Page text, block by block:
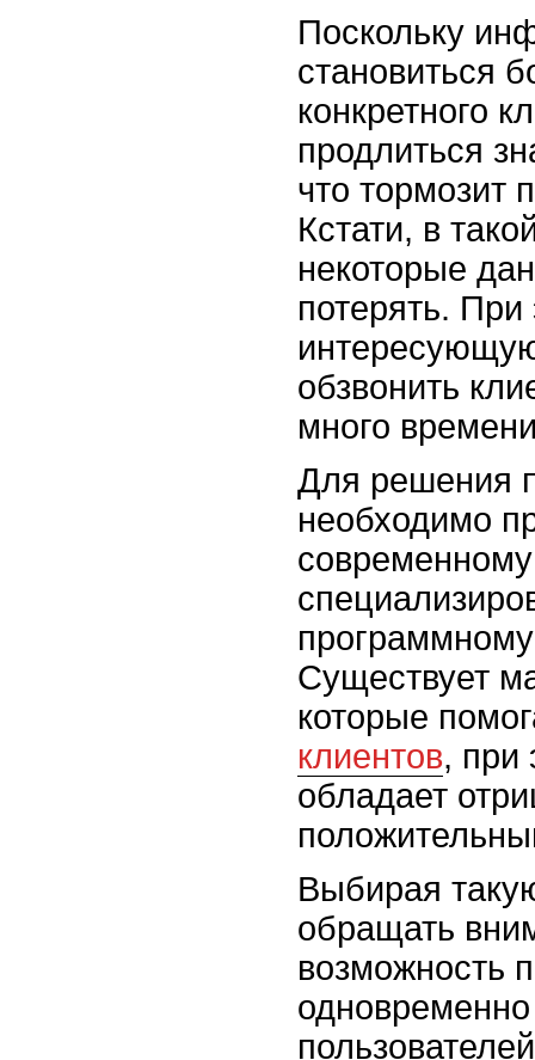
Поскольку
становиться
конкретного
продлиться
что тормозит
Кстати, в
некоторые
потерять.
обзвонить
много
Для решения
необходимо
Существует
которые
клиентов, при
обладает
Выбирая
обращать
возможность
одновременно